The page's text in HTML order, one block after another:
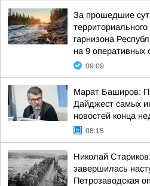
За прошедшие
гарнизона
на 9 оперативных
09:09
Марат Баширов:
Дайджест самых
новостей конца
08:15
Николай
завершилась
Петрозаводская